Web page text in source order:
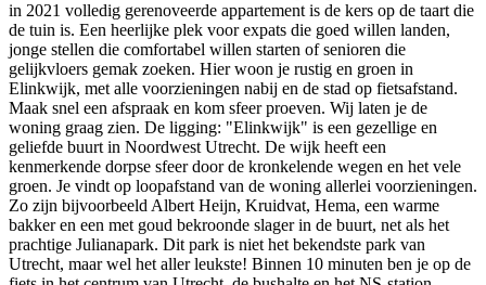
in 2021 volledig gerenoveerde appartement is de kers op de taart die
de tuin is. Een heerlijke plek voor expats die goed willen landen,
jonge stellen die comfortabel willen starten of senioren die
gelijkvloers gemak zoeken. Hier woon je rustig en groen in
Elinkwijk, met alle voorzieningen nabij en de stad op fietsafstand.
Maak snel een afspraak en kom sfeer proeven. Wij laten je de
woning graag zien. De ligging: "Elinkwijk" is een gezellige en
geliefde buurt in Noordwest Utrecht. De wijk heeft een
kenmerkende dorpse sfeer door de kronkelende wegen en het vele
groen. Je vindt op loopafstand van de woning allerlei voorzieningen.
Zo zijn bijvoorbeeld Albert Heijn, Kruidvat, Hema, een warme
bakker en een met goud bekroonde slager in de buurt, net als het
prachtige Julianapark. Dit park is niet het bekendste park van
Utrecht, maar wel het aller leukste! Binnen 10 minuten ben je op de